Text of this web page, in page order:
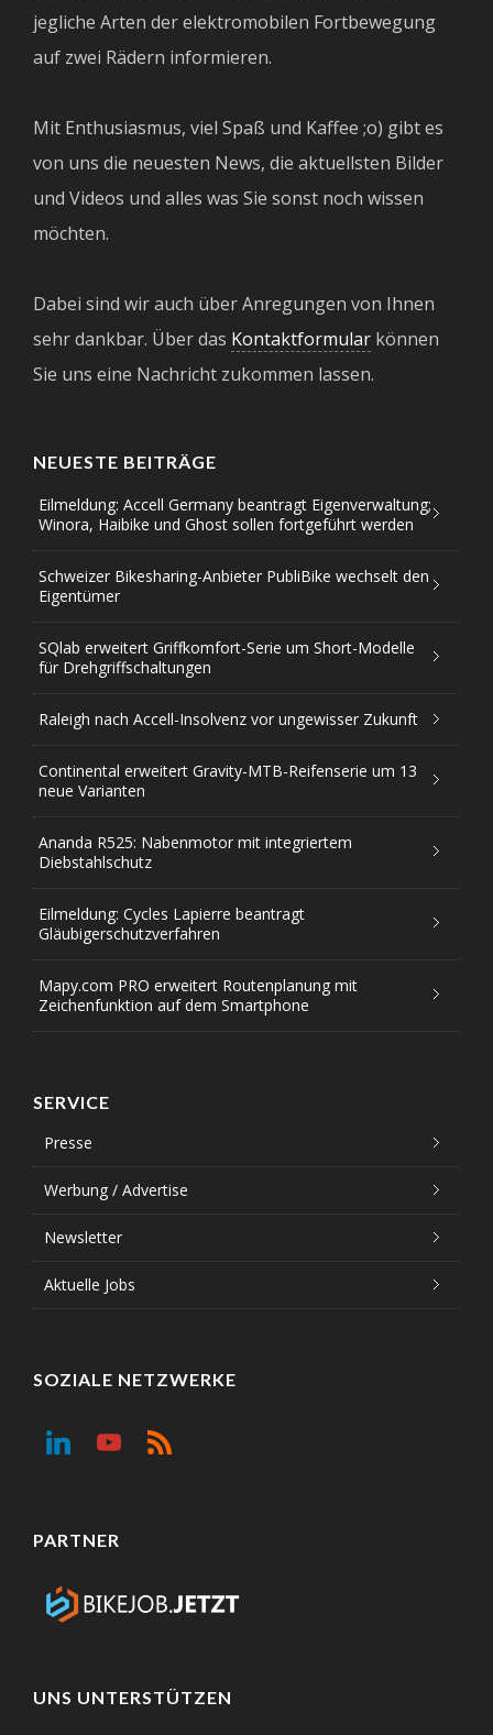
jegliche Arten der elektromobilen Fortbewegung
auf zwei Rädern informieren.
Mit Enthusiasmus, viel Spaß und Kaffee ;o) gibt es
von uns die neuesten News, die aktuellsten Bilder
und Videos und alles was Sie sonst noch wissen
möchten.
Dabei sind wir auch über Anregungen von Ihnen
sehr dankbar. Über das Kontaktformular können
Sie uns eine Nachricht zukommen lassen.
NEUESTE BEITRÄGE
Eilmeldung: Accell Germany beantragt Eigenverwaltung;
Winora, Haibike und Ghost sollen fortgeführt werden
Schweizer Bikesharing-Anbieter PubliBike wechselt den
Eigentümer
SQlab erweitert Griffkomfort-Serie um Short-Modelle
für Drehgriffschaltungen
Raleigh nach Accell-Insolvenz vor ungewisser Zukunft
Continental erweitert Gravity-MTB-Reifenserie um 13
neue Varianten
Ananda R525: Nabenmotor mit integriertem
Diebstahlschutz
Eilmeldung: Cycles Lapierre beantragt
Gläubigerschutzverfahren
Mapy.com PRO erweitert Routenplanung mit
Zeichenfunktion auf dem Smartphone
SERVICE
Presse
Werbung / Advertise
Newsletter
Aktuelle Jobs
SOZIALE NETZWERKE
PARTNER
UNS UNTERSTÜTZEN